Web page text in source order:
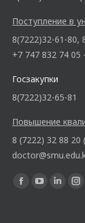
Поступление в
8(7222)32-61-80,
+7 747 832 74 05
Госзакупки
8(7222)32-65-81
Повышение
8 (7222) 32 88 20
Ищите нас: